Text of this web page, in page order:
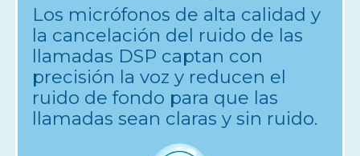
Los micrófonos de alta calidad y
la cancelación del ruido de las
llamadas DSP captan con
precisión la voz y reducen el
ruido de fondo para que las
llamadas sean claras y sin ruido.